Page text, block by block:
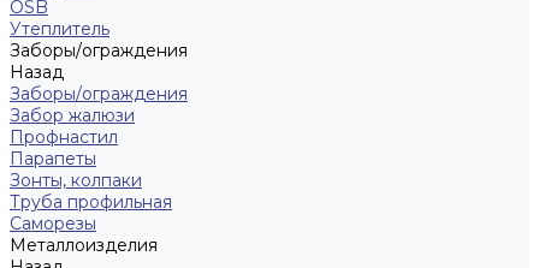
OSB
Утеплитель
Заборы/ограждения
Назад
Заборы/ограждения
Забор жалюзи
Профнастил
Парапеты
Зонты, колпаки
Труба профильная
Саморезы
Металлоизделия